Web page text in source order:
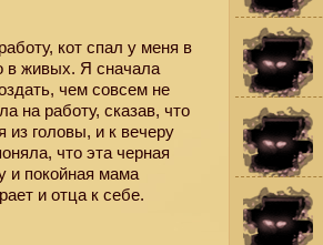
кот спал у меня в
в живых. Я сначала
чем совсем не
на работу, сказав, что
из головы, и к вечеру
что эта черная
и покойная мама
и отца к себе.